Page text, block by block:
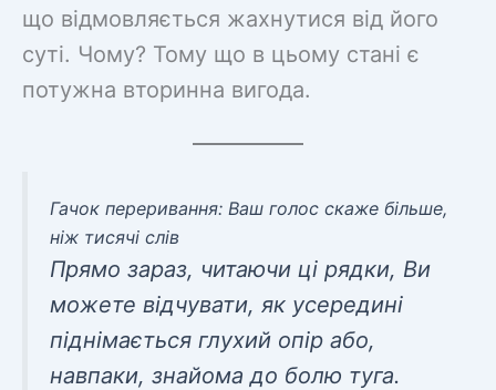
що відмовляється жахнутися від його
суті. Чому? Тому що в цьому стані є
потужна вторинна вигода.
Гачок переривання: Ваш голос скаже більше,
ніж тисячі слів
Прямо зараз, читаючи ці рядки, Ви
можете відчувати, як усередині
піднімається глухий опір або,
навпаки, знайома до болю туга.